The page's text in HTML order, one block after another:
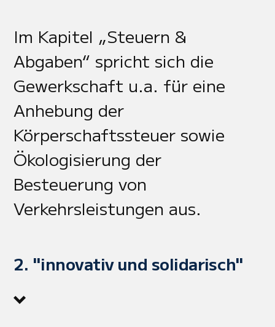
Im Kapitel „Steuern &
Abgaben“ spricht sich die
Gewerkschaft u.a. für eine
Anhebung der
Körperschaftssteuer sowie
Ökologisierung der
Besteuerung von
Verkehrsleistungen aus.
2. "innovativ und solidarisch"